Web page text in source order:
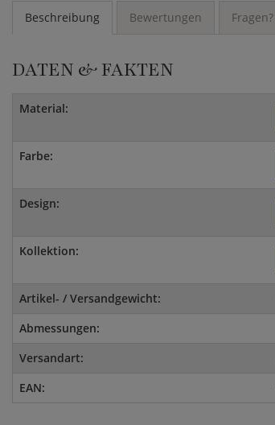
Beschreibung Bewertungen Fragen?
DATEN & FAKTEN
Material:
Farbe:
Design:
Kollektion:
Artikel- / Versandgewicht:
Abmessungen:
Versandart:
EAN: